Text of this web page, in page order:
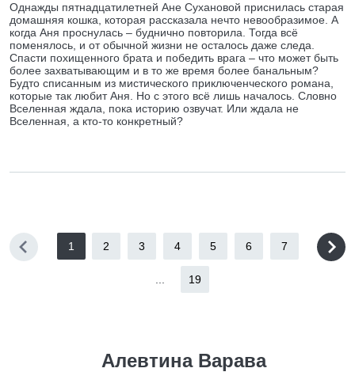
Однажды пятнадцатилетней Ане Сухановой приснилась старая
домашняя кошка, которая рассказала нечто невообразимое. А
когда Аня проснулась – буднично повторила. Тогда всё
поменялось, и от обычной жизни не осталось даже следа.
Спасти похищенного брата и победить врага – что может быть
более захватывающим и в то же время более банальным?
Будто списанным из мистического приключенческого романа,
которые так любит Аня. Но с этого всё лишь началось. Словно
Вселенная ждала, пока историю озвучат. Или ждала не
Вселенная, а кто-то конкретный?
1 2 3 4 5 6 7
19
Алевтина Варава